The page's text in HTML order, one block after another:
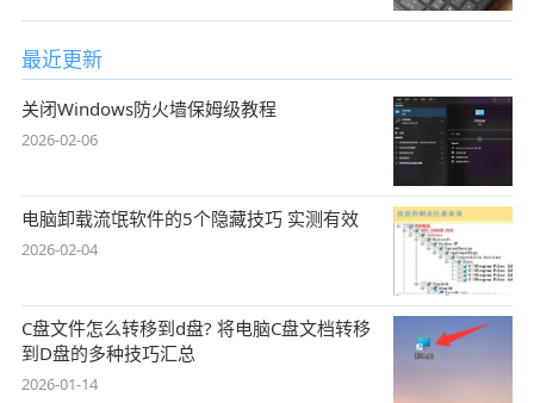
最近更新
关闭Windows防火墙保姆级教程
2026-02-06
电脑卸载流氓软件的5个隐藏技巧 实测有效
2026-02-04
C盘文件怎么转移到d盘? 将电脑C盘文档转移
到D盘的多种技巧汇总
2026-01-14